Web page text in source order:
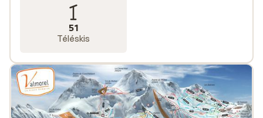
51
Téléskis